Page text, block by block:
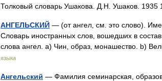
Толковый словарь Ушакова. Д.Н. Ушаков.
АНГЕЛЬСКИЙ — (от ангел, см. это слово).
Словарь иностранных слов, вошедших в
слова ангел. а) Чин, образ, монашество. b)
языка
Ангельский — Фамилия семинарская,